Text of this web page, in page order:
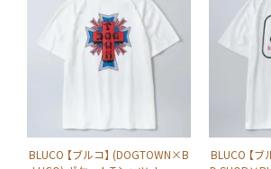
BLUCO 【ブルコ】 (DOGTOWN×B
BLUCO 【ブ